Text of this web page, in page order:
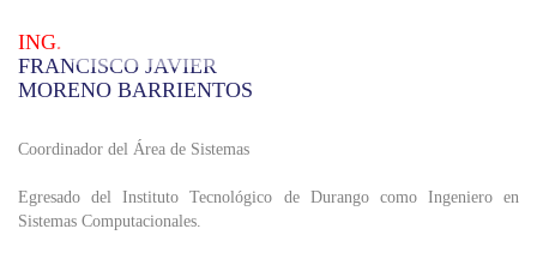
ING.
FRANCISCO JAVIER
MORENO BARRIENTOS
Coordinador del Área de Sistemas
Egresado del Instituto Tecnológico de Durango como Ingeniero en
Sistemas Computacionales.